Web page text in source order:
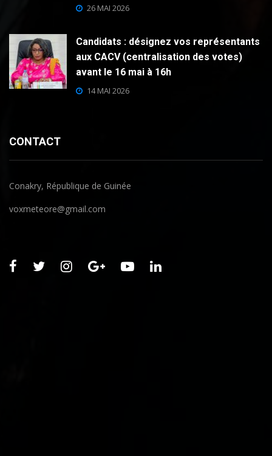
26 MAI 2026
Candidats : désignez vos représentants
aux CACV (centralisation des votes)
avant le 16 mai à 16h
14 MAI 2026
CONTACT
Conakry, République de Guinée
voxmeteore@gmail.com